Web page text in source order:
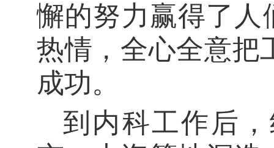
懈的努力赢得了人
热情，全心全意把
成功。
到内科工作后 ，